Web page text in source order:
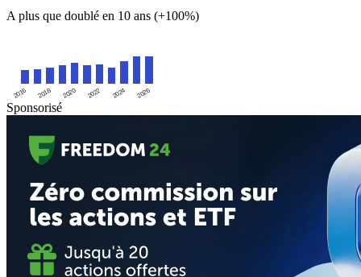
A plus que doublé en 10 ans (+100%)
2016 2018 2020 2022 2024 2026
Sponsorisé